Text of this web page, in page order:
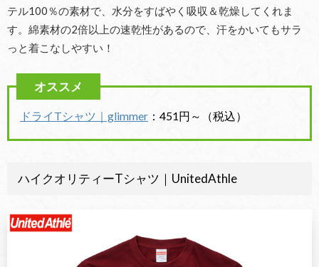
テル100％の素材で、水分をすばやく吸収＆乾燥してくれま
す。綿素材の2倍以上の速乾性があるので、汗をかいてもサラ
っと着こなしやすい！
ドライTシャツ｜glimmer ：451円～（税込）
ハイクオリティーTシャツ｜UnitedAthle